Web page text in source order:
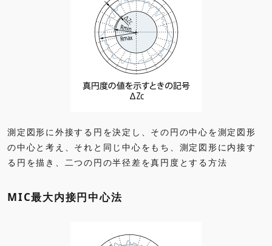
測定図形に外接する円を決定し、その円の中心を測定図形
の中心と考え、それと同じ中心をもち、測定図形に内接す
る円を描き、二つの円の半径差を真円度とする方法
MIC最大内接円中心法